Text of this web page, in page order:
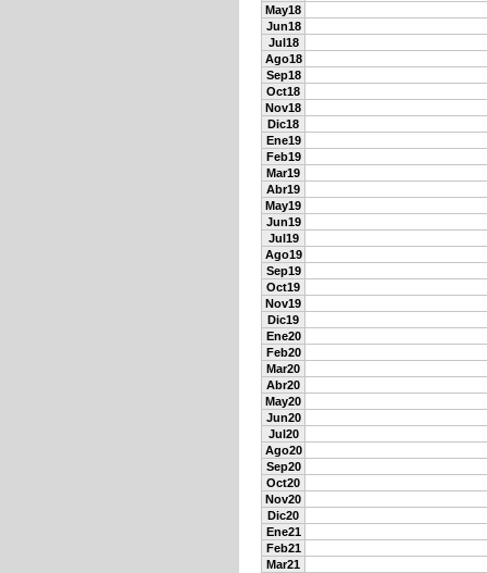
May18
Jun18
Jul18
Ago18
Sep18
Oct18
Nov18
Dic18
Ene19
Feb19
Mar19
Abr19
May19
Jun19
Jul19
Ago19
Sep19
Oct19
Nov19
Dic19
Ene20
Feb20
Mar20
Abr20
May20
Jun20
Jul20
Ago20
Sep20
Oct20
Nov20
Dic20
Ene21
Feb21
Mar21